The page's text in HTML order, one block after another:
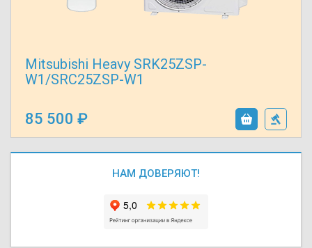
Mitsubishi Heavy SRK25ZSP-
W1/SRC25ZSP-W1
85 500
НАМ ДОВЕРЯЮТ!